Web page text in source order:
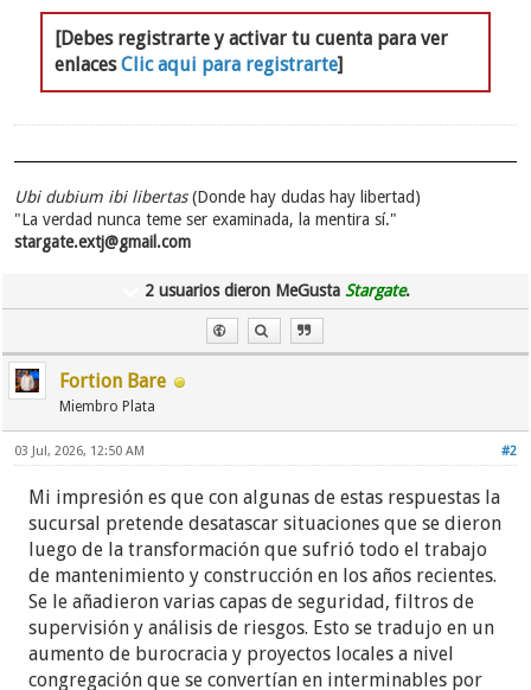
[Debes registrarte y activar tu cuenta para ver
enlacesClic aqui para registrarte]
Ubi dubium ibi libertas(Donde hay dudas hay libertad)
"La verdad nunca teme ser examinada, la mentira sí."
stargate.extj@gmail.com
2 usuarios dieron MeGusta Stargate.
Fortion Bare
Miembro Plata
#2
03 Jul, 2026, 12:50 AM
Mi impresión es que con algunas de estas respuestas la
sucursal pretende desatascar situaciones que se dieron
luego de la transformación que sufrió todo el trabajo
de mantenimiento y construcción en los años recientes.
Se le añadieron varias capas de seguridad, filtros de
supervisión y análisis de riesgos. Esto se tradujo en un
aumento de burocracia y proyectos locales a nivel
congregación que se convertían en interminables por